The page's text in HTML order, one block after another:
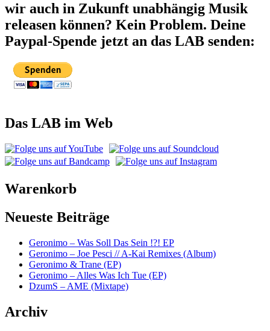
wir auch in Zukunft unabhängig Musik
releasen können? Kein Problem. Deine
Paypal-Spende jetzt an das LAB senden:
Das LAB im Web
Warenkorb
Neueste Beiträge
Geronimo – Was Soll Das Sein !?! EP
Geronimo – Joe Pesci // A-Kai Remixes (Album)
Geronimo & Trane (EP)
Geronimo – Alles Was Ich Tue (EP)
DzumS – AME (Mixtape)
Archiv